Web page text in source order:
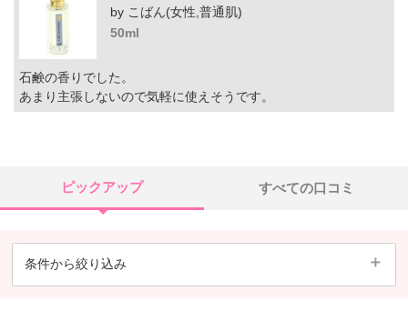
by こばん(女性,普通肌)
50ml
石鹸の香りでした。
あまり主張しないので気軽に使えそうです。
ピックアップ すべての口コミ
条件から絞り込み